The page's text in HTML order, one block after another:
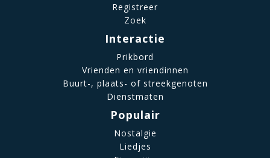
Registreer
Zoek
Interactie
Prikbord
Vrienden en vriendinnen
Buurt-, plaats- of streekgenoten
Dienstmaten
Populair
Nostalgie
Liedjes